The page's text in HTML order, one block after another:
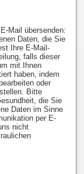
Mail übersenden:
Daten, die Sie
Ihre E-Mail-
falls dieser
mit Ihnen
haben, indem
oder
Bitte
die Sie
Daten im Sinne
per E-
nicht